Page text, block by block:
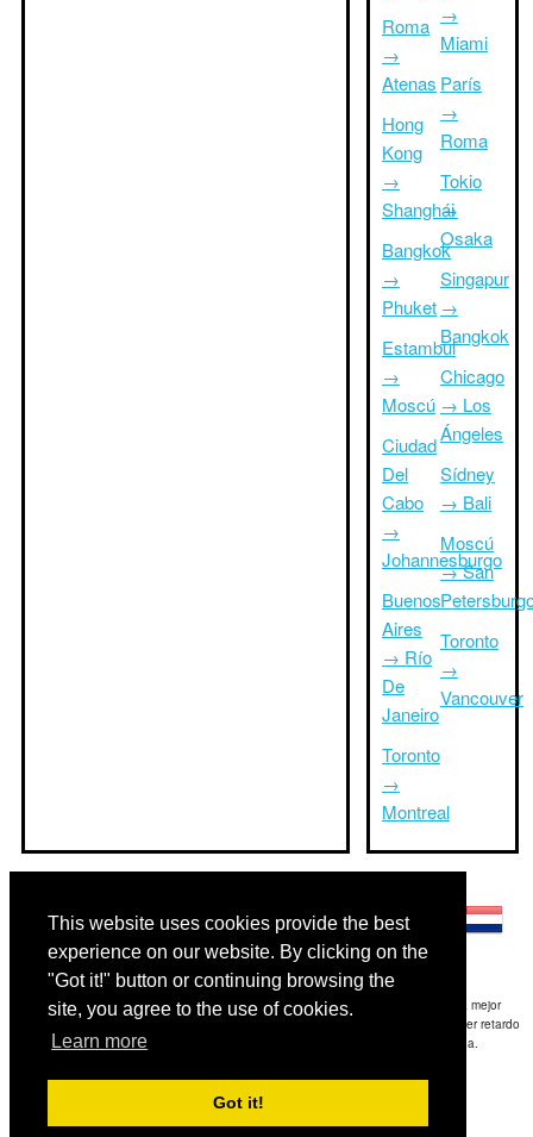
This website uses cookies provide the best
experience on our website. By clicking on the
"Got it!" button or continuing browsing the
site, you agree to the use of cookies.
Learn more
Got it!
Roma
→
Atenas
Hong
Kong
→
Shanghái
Bangkok
→
Phuket
Estambul
→
Moscú
Ciudad
Del
Cabo
→
Johannesburgo
Buenos
Aires
→ Río
De
Janeiro
Toronto
→
Montreal
→
Miami
París
→
Roma
Tokio
→
Osaka
Singapur
→
Bangkok
Chicago
→ Los
Ángeles
Sídney
→ Bali
Moscú
→ San
Toronto
→
Vancouver
Exención de responsabilidad: La información mostrada en este sitio es nuestra mejor
estimación y sólo para su referencia.TripTimeTo.com no es responsable de cualquier retardo
de ida y / o consiguientes daños resultaron de la información proporcionada.
Copyright 2015-2026
Contact Usfor feedback.